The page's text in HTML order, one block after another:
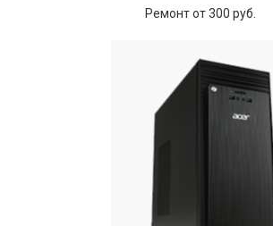
Ремонт от 300 руб.